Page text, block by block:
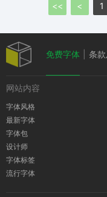
<< < 1
免费字体 条
网站内容
字体风格
最新字体
字体包
设计师
字体标签
流行字体